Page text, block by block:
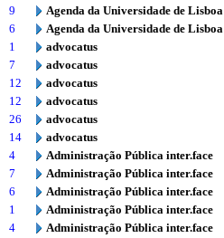
9
Agenda da Universidade de Lisboa
6
Agenda da Universidade de Lisboa
1
advocatus
7
advocatus
12
advocatus
12
advocatus
26
advocatus
14
advocatus
4
Administração Pública inter.face
7
Administração Pública inter.face
6
Administração Pública inter.face
1
Administração Pública inter.face
4
Administração Pública inter.face